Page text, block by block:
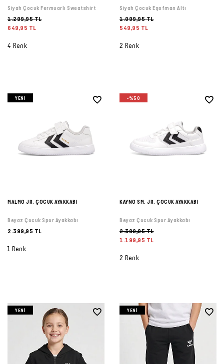
Siyah Çocuk Fermuarlı Sweatshirt
1.299,95 TL
649,95 TL
4 Renk
Siyah Çocuk Eşofman Altı
1.099,95 TL
549,95 TL
2 Renk
YENI
MALMO JR. ÇOCUK AYAKKABI
Beyaz Çocuk Spor Ayakkabı
2.399,95 TL
1 Renk
-%50
KAYNO SM. JR. ÇOCUK AYAKKABI
Beyaz Çocuk Spor Ayakkabı
2.399,95 TL
1.199,95 TL
2 Renk
YENI YENI